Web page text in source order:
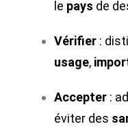
le pays de
Vérifier :
usage,
Accepter :
éviter des